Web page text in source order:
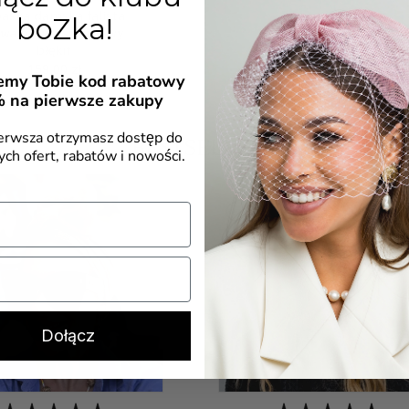
damska falista
szałwiowy
BESTSELLERY
boZka!
Tobie kod rabatowy
na pierwsze zakupy
otrzymasz dostęp do
ofert, rabatów i nowości.
Dołącz